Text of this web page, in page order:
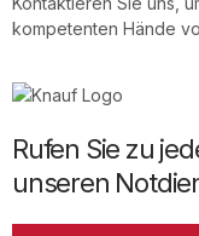
kompetenten Hände
Rufen Sie zu
unseren